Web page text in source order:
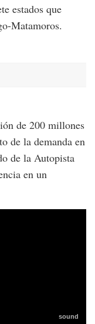
estados que
Matamoros.
de 200 millones
de la demanda en
de la Autopista
en un